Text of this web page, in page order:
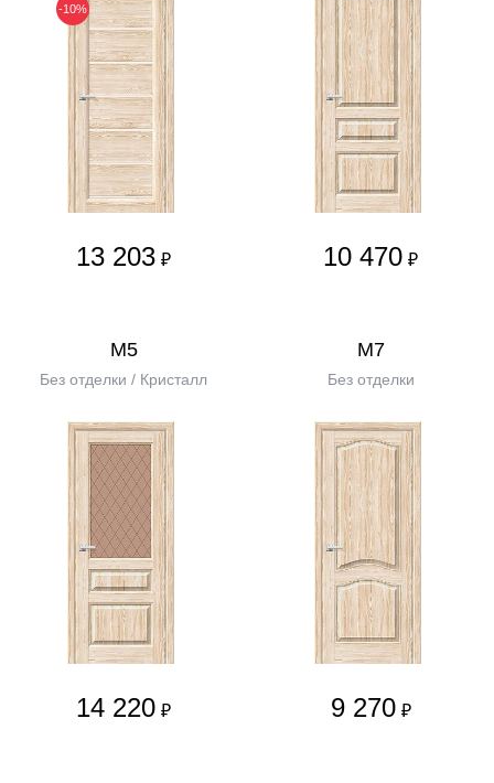
-10%
13 203 ₽ 10 470 ₽
М5
Без отделки / Кристалл
14 220 ₽
М7
Без отделки
9 270 ₽